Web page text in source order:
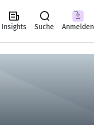
Insights Suche Anmelden